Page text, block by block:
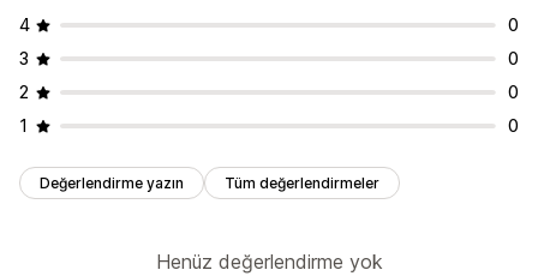
4
0
3
0
2
0
1
0
Değerlendirme yazın Tüm değerlendirmeler
Henüz değerlendirme yok